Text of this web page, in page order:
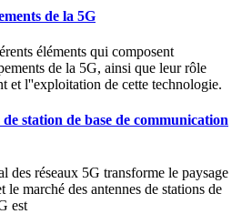
de la 5G
éléments qui composent
de la 5G, ainsi que leur rôle
et l''exploitation de cette technologie.
station de base de communication
des réseaux 5G transforme le paysage
le marché des antennes de stations de
est